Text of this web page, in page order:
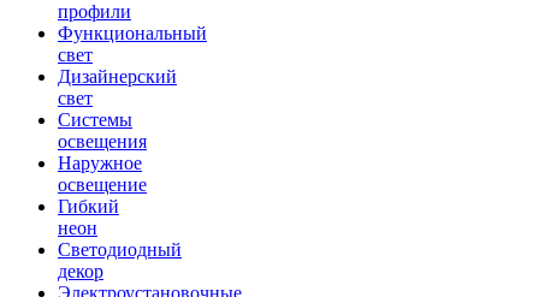
профили
Функциональный
свет
Дизайнерский
свет
Системы
освещения
Наружное
освещение
Гибкий
неон
Светодиодный
декор
Электроустановочные